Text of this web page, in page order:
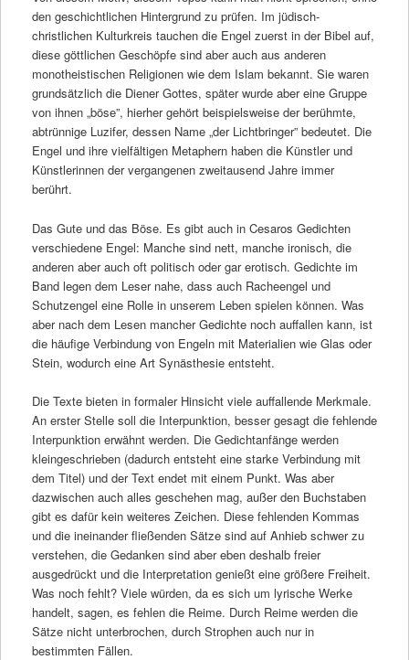
den geschichtlichen Hintergrund zu prüfen. Im jüdisch-
christlichen Kulturkreis tauchen die Engel zuerst in der Bibel auf,
diese göttlichen Geschöpfe sind aber auch aus anderen
monotheistischen Religionen wie dem Islam bekannt. Sie waren
grundsätzlich die Diener Gottes, später wurde aber eine Gruppe
von ihnen „böse”, hierher gehört beispielsweise der berühmte,
abtrünnige Luzifer, dessen Name „der Lichtbringer” bedeutet. Die
Engel und ihre vielfältigen Metaphern haben die Künstler und
Künstlerinnen der vergangenen zweitausend Jahre immer
berührt.
Das Gute und das Böse. Es gibt auch in Cesaros Gedichten
verschiedene Engel: Manche sind nett, manche ironisch, die
anderen aber auch oft politisch oder gar erotisch. Gedichte im
Band legen dem Leser nahe, dass auch Racheengel und
Schutzengel eine Rolle in unserem Leben spielen können. Was
aber nach dem Lesen mancher Gedichte noch auffallen kann, ist
die häufige Verbindung von Engeln mit Materialien wie Glas oder
Stein, wodurch eine Art Synästhesie entsteht.
Die Texte bieten in formaler Hinsicht viele auffallende Merkmale.
An erster Stelle soll die Interpunktion, besser gesagt die fehlende
Interpunktion erwähnt werden. Die Gedichtanfänge werden
kleingeschrieben (dadurch entsteht eine starke Verbindung mit
dem Titel) und der Text endet mit einem Punkt. Was aber
dazwischen auch alles geschehen mag, außer den Buchstaben
gibt es dafür kein weiteres Zeichen. Diese fehlenden Kommas
und die ineinander fließenden Sätze sind auf Anhieb schwer zu
verstehen, die Gedanken sind aber eben deshalb freier
ausgedrückt und die Interpretation genießt eine größere Freiheit.
Was noch fehlt? Viele würden, da es sich um lyrische Werke
handelt, sagen, es fehlen die Reime. Durch Reime werden die
Sätze nicht unterbrochen, durch Strophen auch nur in
bestimmten Fällen.